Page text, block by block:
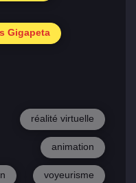
Gigapeta
réalité virtuelle
animation
voyeurisme